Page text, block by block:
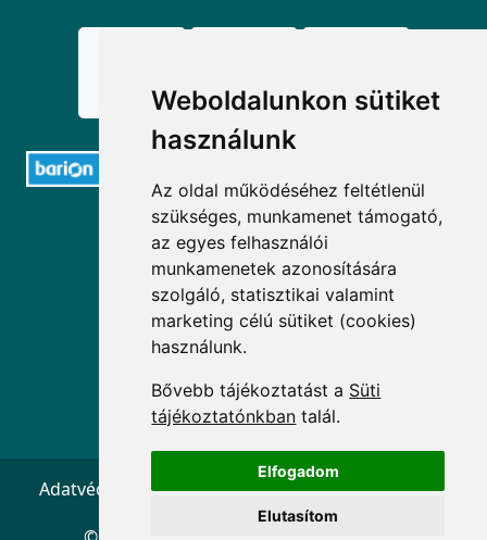
Weboldalunkon sütiket
használunk
Az oldal működéséhez feltétlenül
szükséges, munkamenet támogató,
az egyes felhasználói
munkamenetek azonosítására
szolgáló, statisztikai valamint
marketing célú sütiket (cookies)
használunk.
Bővebb tájékoztatást a Süti
tájékoztatónkban talál.
Elfogadom
Elutasítom
ELÉRHETŐSÉGEK
+36 1 880 7600
info@mprx.hu
Adatvédelem ÁSZF Impresszum
Kapcsolat